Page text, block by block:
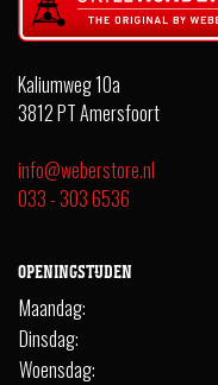
Kaliumweg 10a
3812 PT Amersfoort
info@weberstore.nl
033 - 303 6536
OPENINGSTIJDEN
Maandag:
Dinsdag:
Woensdag: